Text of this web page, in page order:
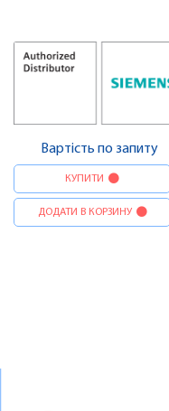
Вартість по запиту
КУПИТИ
ДОДАТИ В КОРЗИНУ